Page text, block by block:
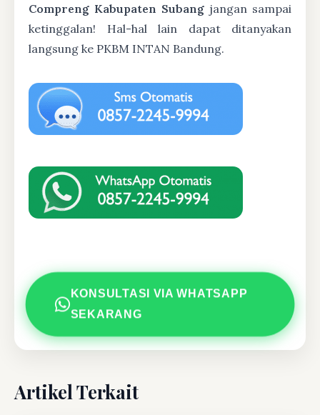
Compreng Kabupaten Subang jangan sampai
ketinggalan! Hal-hal lain dapat ditanyakan
langsung ke PKBM INTAN Bandung.
KONSULTASI VIA WHATSAPP
SEKARANG
Artikel Terkait